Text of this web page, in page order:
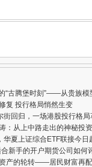
“古腾堡时刻”——从贵族模
复 投行格局悄然生变
街回归，一场港股投行格局
：从上中路走出的神秘投
夏上证综合ETF联接今日
新手的开户期货公司如何
产的轮转——居民财富再配